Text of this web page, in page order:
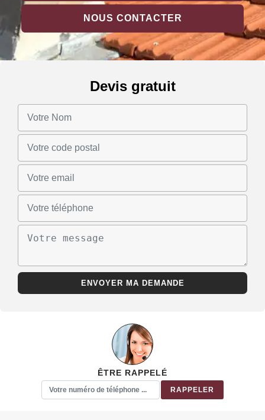
NOUS CONTACTER
Devis gratuit
ÊTRE RAPPELÉ